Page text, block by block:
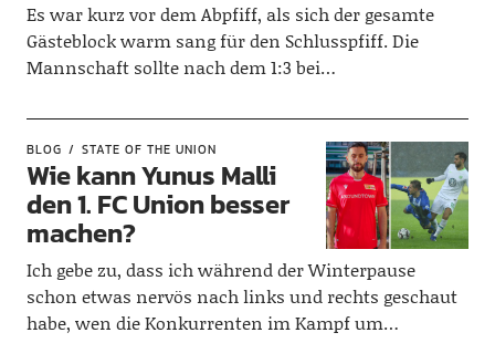
Es war kurz vor dem Abpfiff, als sich der gesamte
Gästeblock warm sang für den Schlusspfiff. Die
Mannschaft sollte nach dem 1:3 bei…
BLOG STATE OF THE UNION
Wie kann Yunus Malli
den 1. FC Union besser
machen?
Ich gebe zu, dass ich während der Winterpause
schon etwas nervös nach links und rechts geschaut
habe, wen die Konkurrenten im Kampf um…